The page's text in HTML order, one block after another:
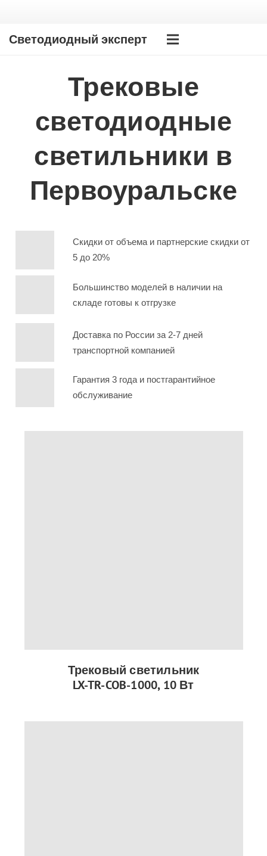
Светодиодный эксперт
Трековые
светодиодные
светильники в
Первоуральске
Скидки от объема и партнерские скидки от
5 до 20%
Большинство моделей в наличии на
складе готовы к отгрузке
Доставка по России за 2-7 дней
транспортной компанией
Гарантия 3 года и постгарантийное
обслуживание
Трековый светильник
LX-TR-COB-1000, 10 Вт